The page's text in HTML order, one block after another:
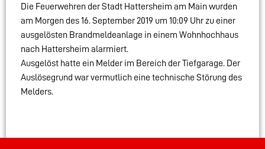
Die Feuerwehren der Stadt Hattersheim am Main wurden
am Morgen des 16. September 2019 um 10:09 Uhr zu einer
ausgelösten Brandmeldeanlage in einem Wohnhochhaus
nach Hattersheim alarmiert.
Ausgelöst hatte ein Melder im Bereich der Tiefgarage. Der
Auslösegrund war vermutlich eine technische Störung des
Melders.